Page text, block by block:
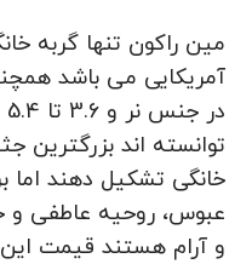
مین راکون تنها گربه
توانسته اند بزرگترین
خانگی تشکیل دهند اما
عبوس، روحیه عاطفی و